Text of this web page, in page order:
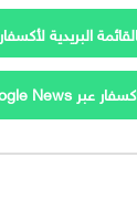
البريدية لأكسفار